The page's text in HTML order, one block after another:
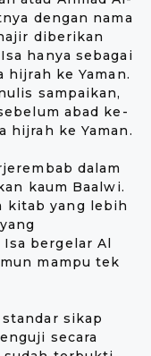
dengan nama
diberikan
hanya sebagai
ke Yaman.
sampaikan,
abad ke-
hijrah ke Yaman.
dalam
kaum Baalwi.
kitab yang lebih
bergelar Al
mampu tek
sikap
secara